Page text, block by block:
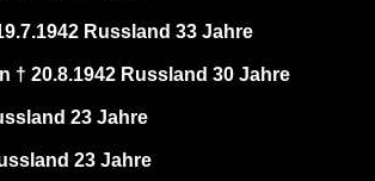
Russland 33 Jahre
† 20.8.1942 Russland 30 Jahre
23 Jahre
23 Jahre